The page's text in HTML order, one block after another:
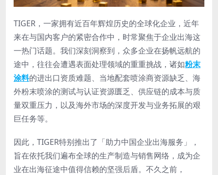
TIGER，一家拥有近百年辉煌历史的全球化企业，近年
来在与国内客户的紧密合作中，时常聚焦于企业出海这
一热门话题。我们深刻洞察到，众多企业在扬帆远航的
途中，往往会遭遇表面处理领域的重重挑战，诸如粉末
涂料的进出口资质难题、当地配套喷涂商资源缺乏、海
外粉末喷涂的测试与认证资源匮乏、供应链的成本与质
量双重压力，以及海外市场的深度开发与业务拓展的艰
巨任务等。
因此，TIGER特别推出了「助力中国企业出海服务」，
旨在依托我们遍布全球的生产制造与销售网络，成为企
业在出海征途中值得信赖的坚强后盾。不久之前，